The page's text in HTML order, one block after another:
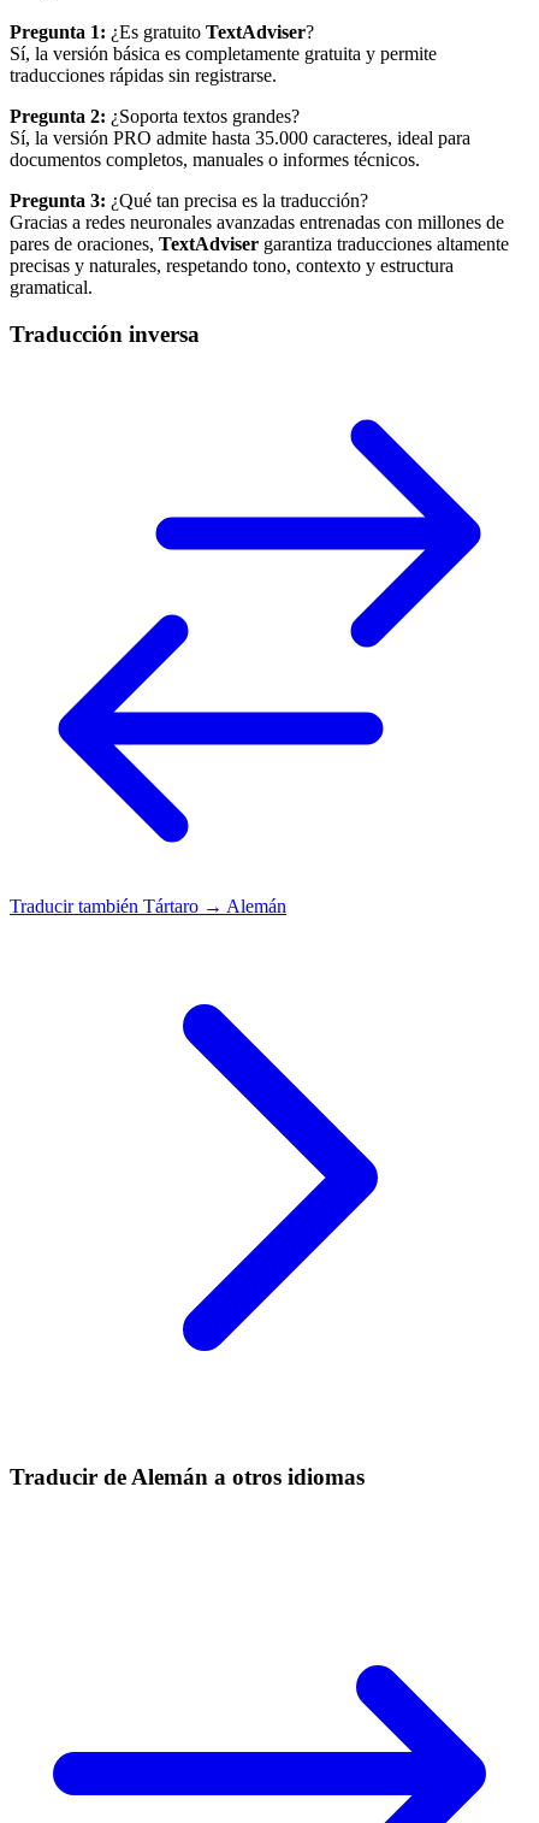
Pregunta 1: ¿Es gratuito TextAdviser?
Sí, la versión básica es completamente gratuita y permite
traducciones rápidas sin registrarse.
Pregunta 2: ¿Soporta textos grandes?
Sí, la versión PRO admite hasta 35.000 caracteres, ideal para
documentos completos, manuales o informes técnicos.
Pregunta 3: ¿Qué tan precisa es la traducción?
Gracias a redes neuronales avanzadas entrenadas con millones de
pares de oraciones, TextAdviser garantiza traducciones altamente
precisas y naturales, respetando tono, contexto y estructura
gramatical.
Traducción inversa
Traducir también Tártaro → Alemán
Traducir de Alemán a otros idiomas